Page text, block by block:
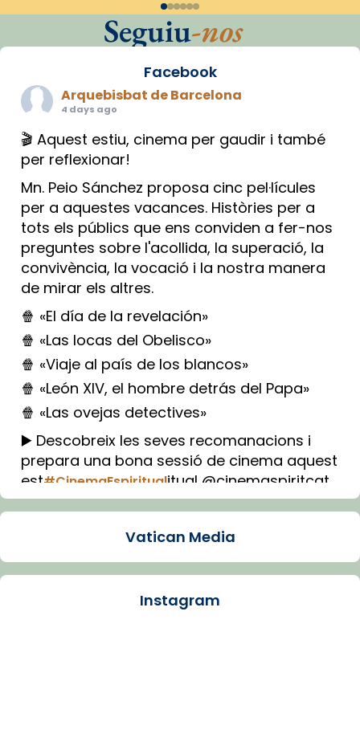
Seguiu-nos
Facebook
Arquebisbat de Barcelona
4 days ago
🎬 Aquest estiu, cinema per gaudir i també
per reflexionar!
Mn. Peio Sánchez proposa cinc pel·lícules
per a aquestes vacances. Històries per a
tots els públics que ens conviden a fer-nos
preguntes sobre l'acollida, la superació, la
convivència, la vocació i la nostra manera
de mirar els altres.
🍿 «El día de la revelación»
🍿 «Las locas del Obelisco»
🍿 «Viaje al país de los blancos»
🍿 «León XIV, el hombre detrás del Papa»
🍿 «Las ovejas detectives»
▶️ Descobreix les seves recomanacions i
prepara una bona sessió de cinema aquest
est#CinemaEspiritualitual @cinemaspiritcat
Imatge: Generada amb IA (OpenAI)
Arquebisbat de Barcelona
Vatican Media
Instagram